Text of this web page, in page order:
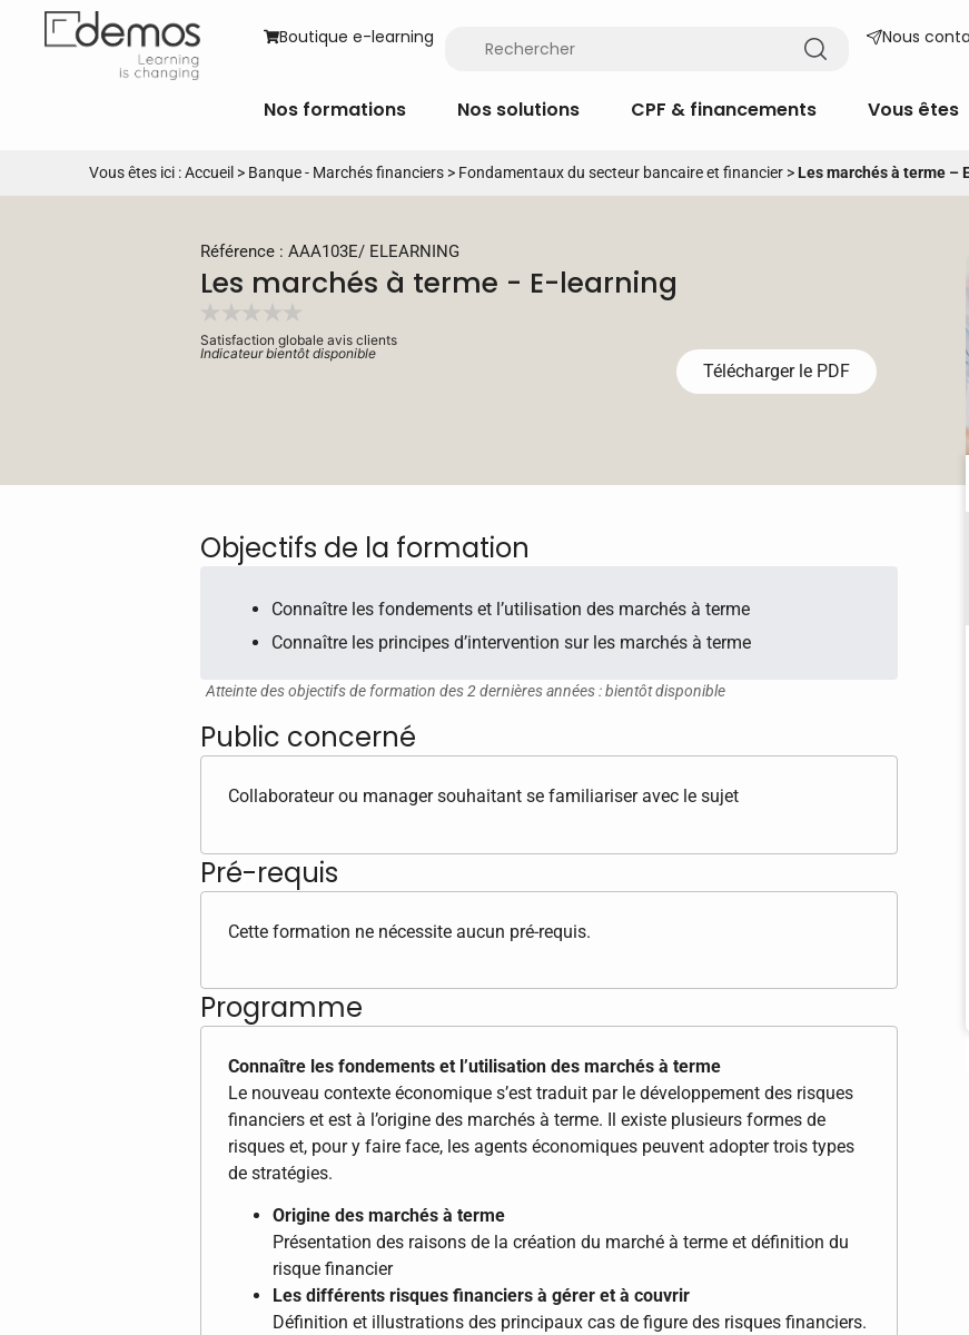
Boutique e-learning Nous
Nos formations Nos solutions CPF & financements Vous êtes
Vous êtes ici :Accueil > Banque - Marchés financiers > Fondamentaux du secteur bancaire et financier >Les marchés à terme –
Référence : AAA103E/ ELEARNING
Les marchés à terme - E-learning
Satisfaction globale avis clients
Indicateur bientôt disponible
Télécharger le PDF
Objectifs de la formation
Connaître les fondements et l’utilisation des marchés à terme
Connaître les principes d’intervention sur les marchés à terme
Atteinte des objectifs de formation des 2 dernières années : bientôt disponible
Public concerné
Collaborateur ou manager souhaitant se familiariser avec le sujet
Pré-requis
Cette formation ne nécessite aucun pré-requis.
Programme
Connaître les fondements et l’utilisation des marchés à terme
Le nouveau contexte économique s’est traduit par le développement des risques
financiers et est à l’origine des marchés à terme. Il existe plusieurs formes de
risques et, pour y faire face, les agents économiques peuvent adopter trois types
de stratégies.
Origine des marchés à terme
Présentation des raisons de la création du marché à terme et définition du
risque financier
Les différents risques financiers à gérer et à couvrir
Définition et illustrations des principaux cas de figure des risques financiers.